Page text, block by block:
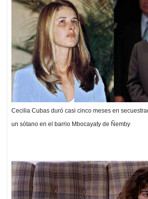
Cecilia Cubas duró casi cinco meses en
un sótano en el barrio Mbocayaty de Ñemby